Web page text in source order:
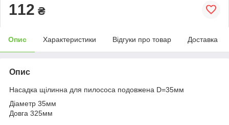
112 ₴
Опис Характеристики Відгуки про товар Доставка
Опис
Насадка щілинна для пилососа подовжена D=35мм
Діаметр 35мм
Довга 325мм